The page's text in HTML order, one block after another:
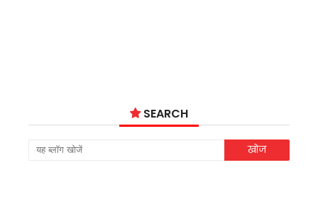
SEARCH